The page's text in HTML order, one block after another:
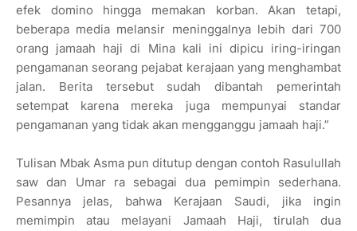
efek domino hingga memakan korban. Akan tetapi,
beberapa media melansir meninggalnya lebih dari 700
orang jamaah haji di Mina kali ini dipicu iring-iringan
pengamanan seorang pejabat kerajaan yang menghambat
jalan. Berita tersebut sudah dibantah pemerintah
setempat karena mereka juga mempunyai standar
pengamanan yang tidak akan mengganggu jamaah haji.”
Tulisan Mbak Asma pun ditutup dengan contoh Rasulullah
saw dan Umar ra sebagai dua pemimpin sederhana.
Pesannya jelas, bahwa Kerajaan Saudi, jika ingin
memimpin atau melayani Jamaah Haji, tirulah dua